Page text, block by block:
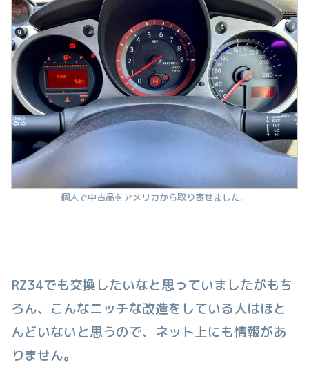
個人で中古品をアメリカから取り寄せました。
RZ34でも交換したいなと思っていましたがもち
ろん、こんなニッチな改造をしている人はほと
んどいないと思うので、ネット上にも情報があ
りません。